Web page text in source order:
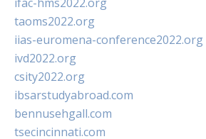
taoms2022.org
iias-euromena-conference2022.org
ivd2022.org
csity2022.org
ibsarstudyabroad.com
bennusehgall.com
tsecincinnati.com